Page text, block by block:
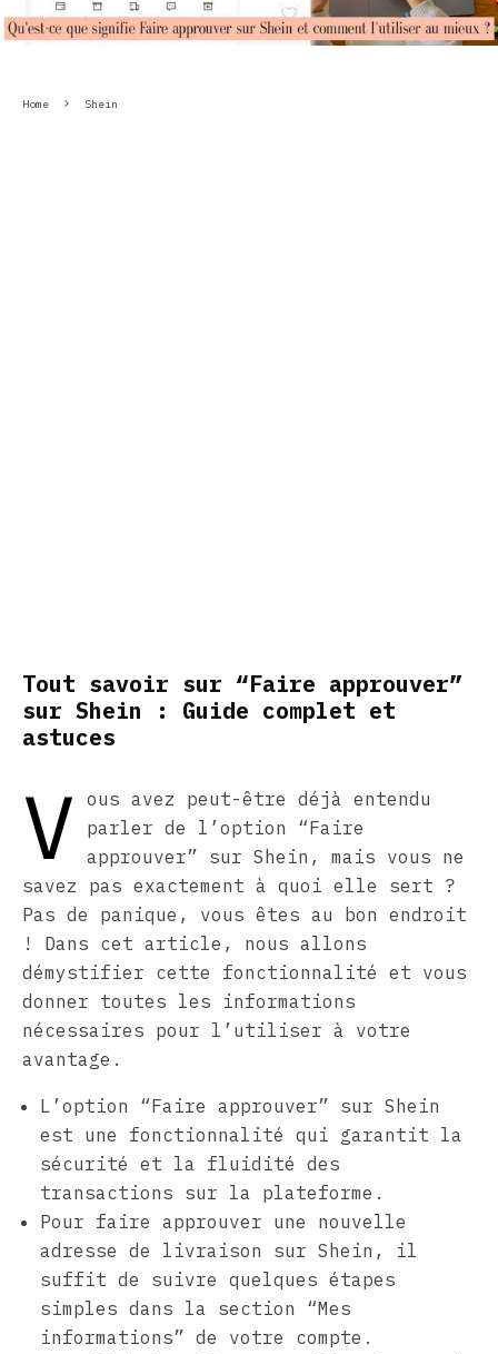
Home Shein
Tout savoir sur “Faire approuver”
sur Shein : Guide complet et
astuces
V
ous avez peut-être déjà entendu
parler de l’option “Faire
approuver” sur Shein, mais vous ne
savez pas exactement à quoi elle sert ?
Pas de panique, vous êtes au bon endroit
! Dans cet article, nous allons
démystifier cette fonctionnalité et vous
donner toutes les informations
nécessaires pour l’utiliser à votre
avantage.
L’option “Faire approuver” sur Shein
est une fonctionnalité qui garantit la
sécurité et la fluidité des
transactions sur la plateforme.
Pour faire approuver une nouvelle
adresse de livraison sur Shein, il
suffit de suivre quelques étapes
simples dans la section “Mes
informations” de votre compte.